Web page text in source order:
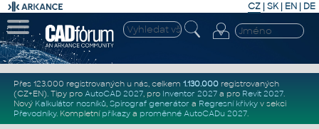
CZ | SK| EN | DE
Přes 123.000 registrovaných u nás, celkem 1.130.000registrovaných
(CZ+EN). Tipy pro AutoCAD 2027, pro Inventor 2027a pro Revit 2027.
Nový Kalkulátor nosníků, Spirograf generátor a Regresní křivkyv sekci
Převodníky. Kompletní příkazya proměnné AutoCADu 2027.